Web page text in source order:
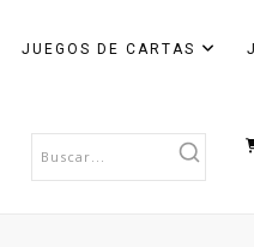
JUEGOS DE CARTAS